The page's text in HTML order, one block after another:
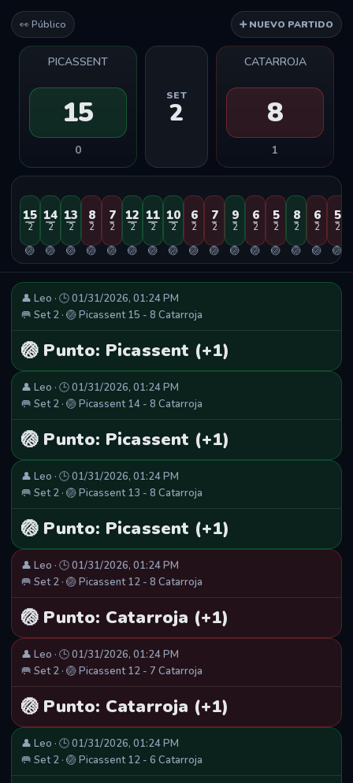
👀 Público ➕ NUEVO PARTIDO
PICASSENT
15
0
SET
2
CATARROJA
8
1
15
2
🏐
14
2
🏐
13
2
🏐
8
2
🏐
7
2
🏐
12
2
🏐
11
2
🏐
10
2
🏐
6
2
🏐
7
2
🏐
9
2
🏐
6
2
🏐
5
2
🏐
8
2
🏐
6
2
🏐
5
2
🏐
👤 Leo · 🕒 01/31/2026, 01:24 PM
🥅 Set 2 · 🏐 Picassent 15 - 8 Catarroja
🏐 Punto: Picassent (+1)
👤 Leo · 🕒 01/31/2026, 01:24 PM
🥅 Set 2 · 🏐 Picassent 14 - 8 Catarroja
🏐 Punto: Picassent (+1)
👤 Leo · 🕒 01/31/2026, 01:24 PM
🥅 Set 2 · 🏐 Picassent 13 - 8 Catarroja
🏐 Punto: Picassent (+1)
👤 Leo · 🕒 01/31/2026, 01:24 PM
🥅 Set 2 · 🏐 Picassent 12 - 8 Catarroja
🏐 Punto: Catarroja (+1)
👤 Leo · 🕒 01/31/2026, 01:24 PM
🥅 Set 2 · 🏐 Picassent 12 - 7 Catarroja
🏐 Punto: Catarroja (+1)
👤 Leo · 🕒 01/31/2026, 01:24 PM
🥅 Set 2 · 🏐 Picassent 12 - 6 Catarroja